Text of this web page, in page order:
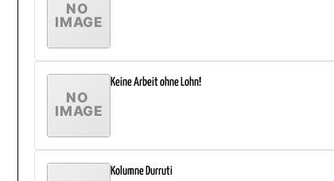
Keine Arbeit ohne Lohn!
Kolumne Durruti